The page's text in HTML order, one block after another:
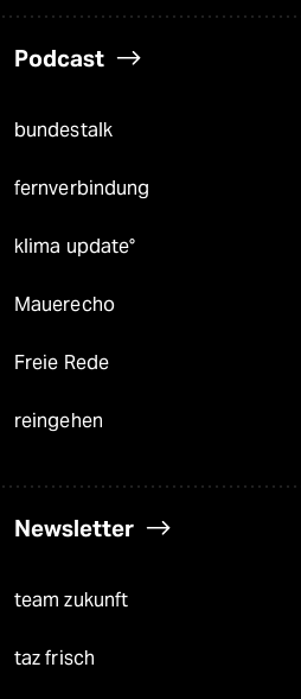
Podcast
bundestalk
fernverbindung
klima update°
Mauerecho
Freie Rede
reingehen
Newsletter
team zukunft
taz frisch